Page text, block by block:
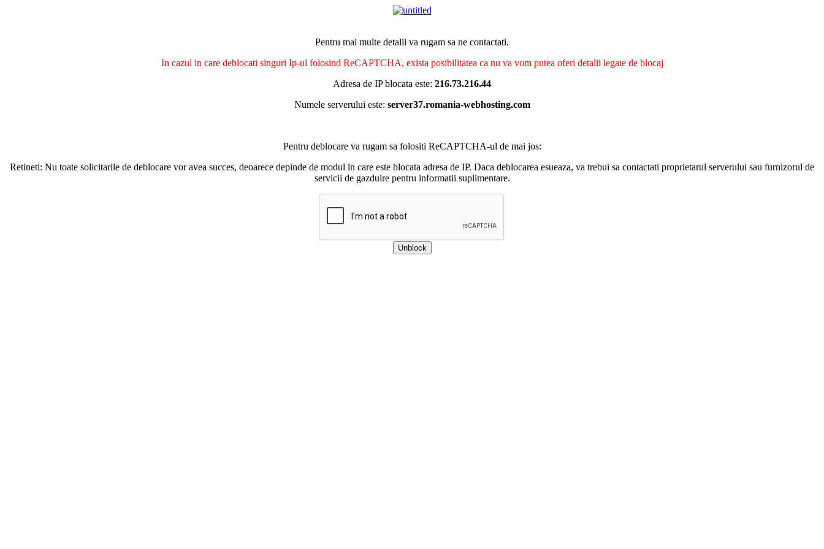
Pentru mai multe detalii va rugam sa ne contactati.
In cazul in care deblocati singuri Ip-ul folosind ReCAPTCHA, exista posibilitatea ca nu va vom putea oferi detalii legate de blocaj
Adresa de IP blocata este: 216.73.216.44
Numele serverului este: server37.romania-webhosting.com
Pentru deblocare va rugam sa folositi ReCAPTCHA-ul de mai jos:
Retineti: Nu toate solicitarile de deblocare vor avea succes, deoarece depinde de modul in care este blocata adresa de IP. Daca deblocarea esueaza, va trebui sa contactati proprietarul serverului sau furnizorul de
servicii de gazduire pentru informatii suplimentare.